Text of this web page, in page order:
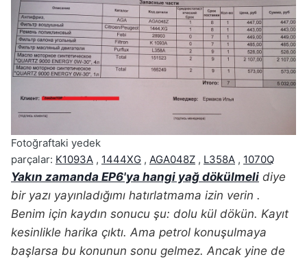
Fotoğraftaki yedek
parçalar: K1093A , 1444XG , AGA048Z , L358A , 1070Q
Yakın zamanda EP6'ya hangi yağ dökülmeli diye
bir yazı yayınladığımı hatırlatmama izin verin .
Benim için kaydın sonucu şu: dolu kül dökün. Kayıt
kesinlikle harika çıktı. Ama petrol konuşulmaya
başlarsa bu konunun sonu gelmez. Ancak yine de